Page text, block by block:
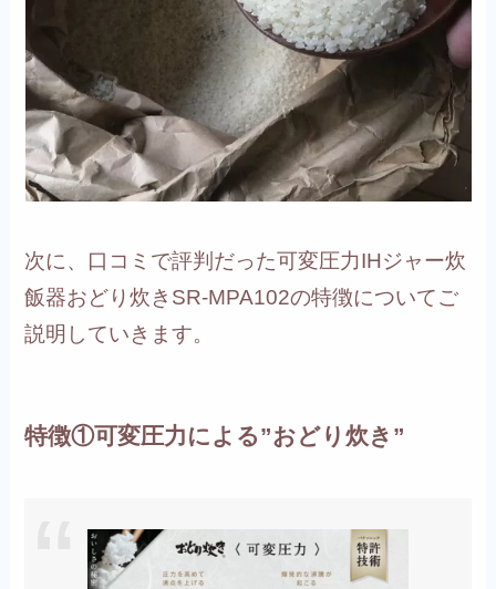
次に、口コミで評判だった可変圧力IHジャー炊
飯器おどり炊きSR-MPA102の特徴についてご
説明していきます。
特徴①可変圧力による”おどり炊き”